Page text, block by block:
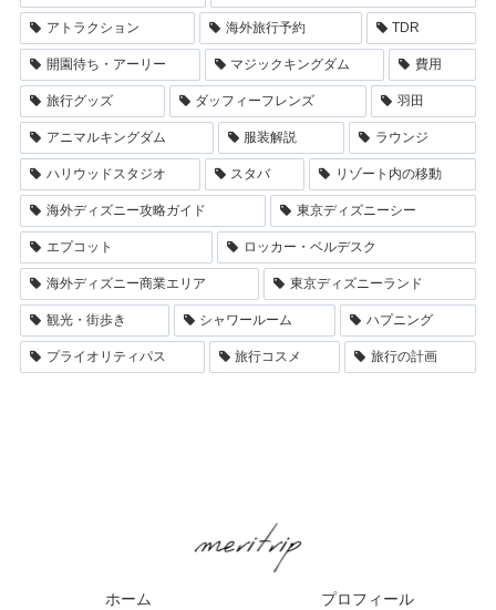
アトラクション 海外旅行予約 TDR
開園待ち・アーリー マジックキングダム 費用
旅行グッズ ダッフィーフレンズ 羽田
アニマルキングダム 服装解説 ラウンジ
ハリウッドスタジオ スタバ リゾート内の移動
海外ディズニー攻略ガイド 東京ディズニーシー
エプコット ロッカー・ベルデスク
海外ディズニー商業エリア 東京ディズニーランド
観光・街歩き シャワールーム ハプニング
プライオリティパス 旅行コスメ 旅行の計画
ホーム プロフィール